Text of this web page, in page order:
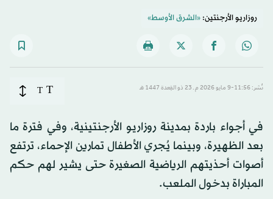
روزاريو الأرجنتين:«الشرق الأوسط»
نُشر: 11:56-9 مايو 2026 م ـ 23 ذو القِعدة 1447 هـ T
T
في أجواء باردة بمدينة روزاريو الأرجنتينية، وفي فترة ما
بعد الظهيرة، وبينما يُجري الأطفال تمارين الإحماء، ترتفع
أصوات أحذيتهم الرياضية الصغيرة حتى يشير لهم حكم
المباراة بدخول الملعب.